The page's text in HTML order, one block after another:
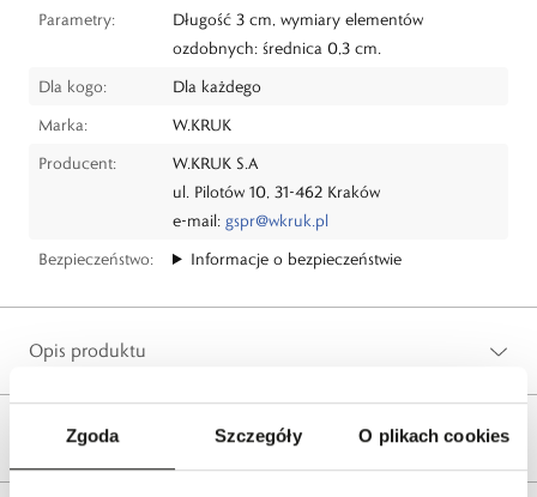
Zgoda Szczegóły O plikach cookies
Parametry:
Długość 3 cm, wymiary elementów
ozdobnych: średnica 0,3 cm.
Dla kogo:
Dla każdego
Marka:
W.KRUK
Producent:
W.KRUK S.A
ul. Pilotów 10, 31-462 Kraków
e-mail: gspr@wkruk.pl
Bezpieczeństwo:
Informacje o bezpieczeństwie
Opis produktu
Wysyłka